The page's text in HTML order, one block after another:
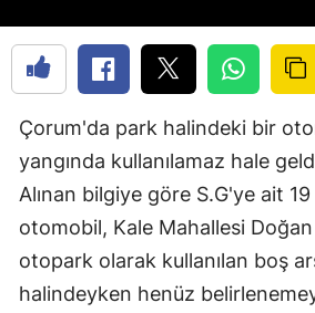
Çorum'da park halindeki bir
yangında kullanılamaz hale
Alınan bilgiye göre S.G'ye ait 19
otomobil, Kale Mahallesi
otopark olarak kullanılan boş
halindeyken henüz